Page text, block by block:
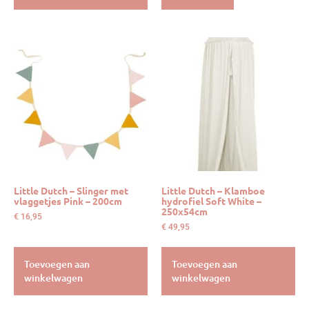
Little Dutch – Slinger met
vlaggetjes Pink – 200cm
€ 16,95
Toevoegen aan
winkelwagen
Little Dutch – Klamboe
hydrofiel Soft White –
250x54cm
€ 49,95
Toevoegen aan
winkelwagen